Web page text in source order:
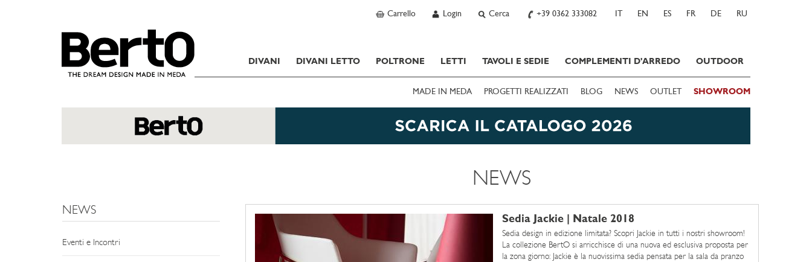
Carrello Login Cerca +39 0362 333082 IT EN ES FR DE RU
DIVANI DIVANI LETTO POLTRONE LETTI TAVOLI E SEDIE COMPLEMENTI D'ARREDO OUTDOOR
MADE IN MEDA PROGETTI REALIZZATI BLOG NEWS OUTLET SHOWROOM
NEWS
NEWS
Eventi e Incontri
Sedia Jackie | Natale 2018
Sedia design in edizione limitata? Scopri Jackie in tutti i nostri showroom!
La collezione BertO si arricchisce di una nuova ed esclusiva proposta per
la zona giorno: Jackie è la nuovissima sedia pensata per la sala da pranzo